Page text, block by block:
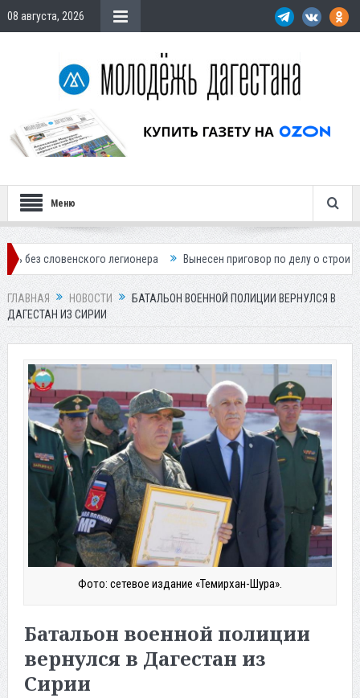
08 августа, 2026
Меню
легионера Вынесен приговор по делу о строительстве
ГЛАВНАЯ НОВОСТИ
БАТАЛЬОН ВОЕННОЙ ПОЛИЦИИ ВЕРНУЛСЯ В
ДАГЕСТАН ИЗ СИРИИ
Фото: сетевое издание «Темирхан-Шура».
Батальон военной полиции
вернулся в Дагестан из
Сирии